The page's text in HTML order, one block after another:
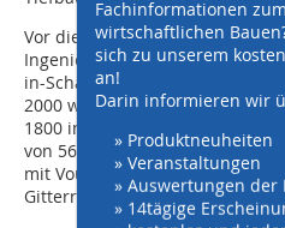
Vor diesem Hintergrund
Ingenieurbüro und Hersteller
in-Schacht-Lösung. In den
2000 wurde ein statisch
1800 integriert. Der
von 5634 Millimeter und
mit Voute sowie ein
Gitterrost.
Fachinformationen
wirtschaftlichen
sich zu unserem
an!
Darin informieren wir
» Produktneuheiten
» Veranstaltungen
» Auswertungen
» 14tägige